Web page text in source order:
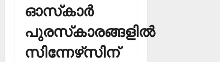
ഓസ്‌കാര്‍
പുരസ്‌കാരങ്ങളില്‍
സിന്നേഴ്‌സിന്